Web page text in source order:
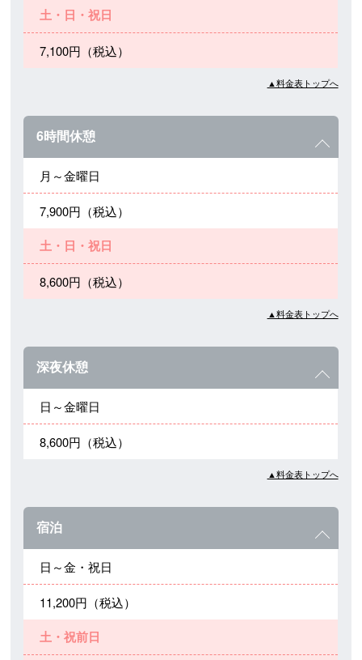
土・日・祝日
7,100円（税込）
▲料金表トップへ
6時間休憩
月～金曜日
7,900円（税込）
土・日・祝日
8,600円（税込）
▲料金表トップへ
深夜休憩
日～金曜日
8,600円（税込）
▲料金表トップへ
宿泊
日～金・祝日
11,200円（税込）
土・祝前日